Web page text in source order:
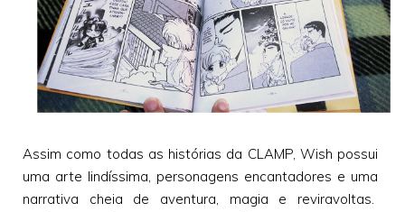
Assim como todas as histórias da CLAMP, Wish possui
uma arte lindíssima, personagens encantadores e uma
narrativa cheia de aventura, magia e reviravoltas.